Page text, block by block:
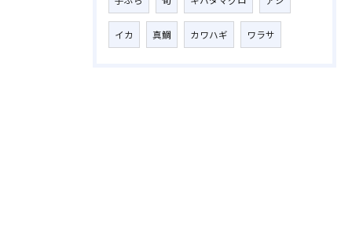
イカ 真鯛 カワハギ ワラサ